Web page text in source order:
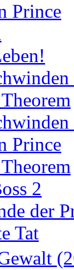
Prince
Prince
2
der
Tat